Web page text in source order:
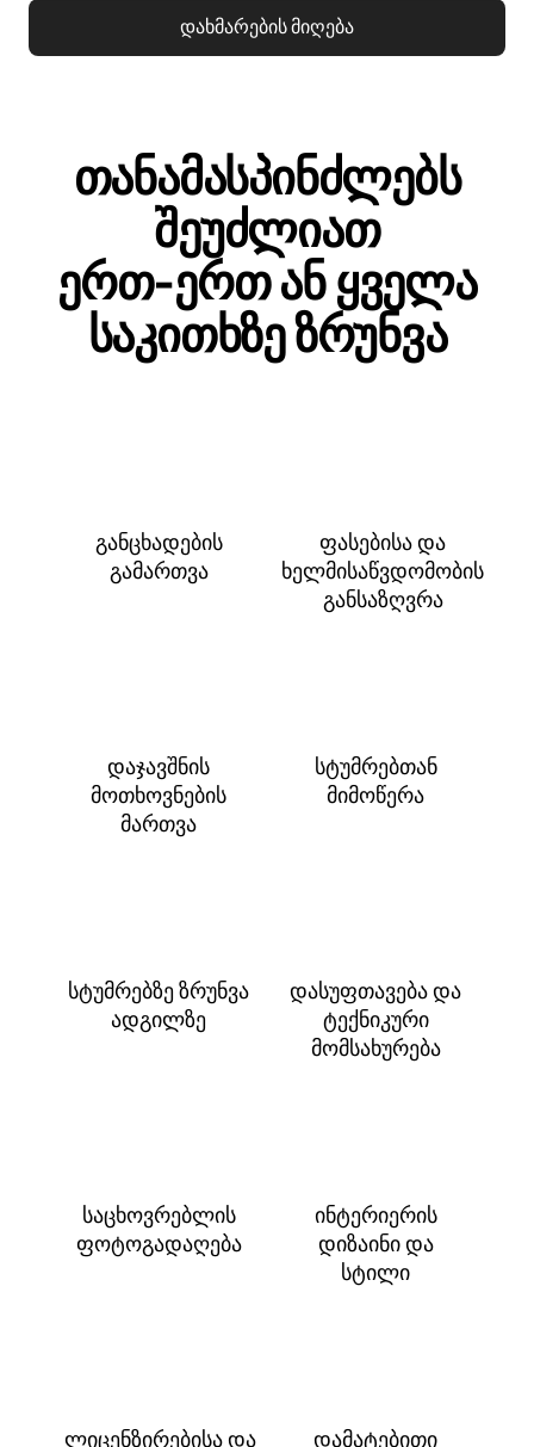
დახმარების მიღება
თანამასპინძლებს
შეუძლიათ
ერთ‑ერთ ან ყველა
საკითხზე ზრუნვა
განცხადების
გამართვა
ფასებისა და
ხელმისაწვდომობის
განსაზღვრა
დაჯავშნის
მოთხოვნების
მართვა
სტუმრებთან
მიმოწერა
სტუმრებზე ზრუნვა
ადგილზე
დასუფთავება და
ტექნიკური
მომსახურება
საცხოვრებლის
ფოტოგადაღება
ინტერიერის
დიზაინი და
სტილი
ლიცენზირებისა და დამატებითი